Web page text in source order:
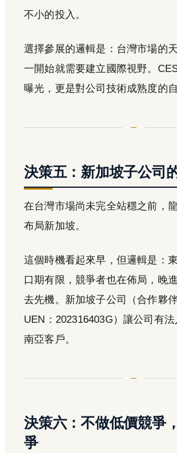
不小的投入。
選擇參展的邏輯是：台灣市場的
一開始就需要建立國際視野。
曝光，更是對公司技術成熟度的自
決策五：新加坡子公司
在台灣市場尚未完全站穩之前，
布局新加坡。
這個時機看起來早，但邏輯是：
口期有限，競爭者也在佈局，晚
去先機。新加坡子公司（合作夥
UEN：202316403G）讓公司有
南亞客戶。
決策六：不做低價競爭
爭